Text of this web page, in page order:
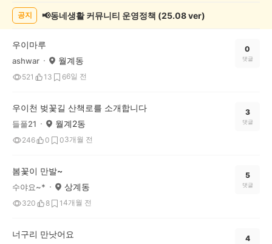
시
공지 📢동네생활 커뮤니티 운영정책 (25.08 ver)
우이마루
ashwar 월계동
521 13 66일 전
0
댓글
우이천 벚꽃길 산책로를 소개합니다
들풀21 월계2동
246 0 03개월 전
3
댓글
봄꽃이 만발~
수야요~* 상계동
320 8 14개월 전
5
댓글
너구리 만낫어요 4